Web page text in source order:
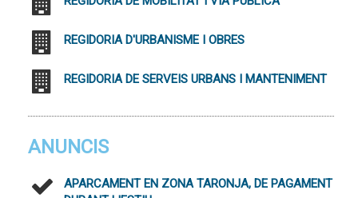
REGIDORIA D'URBANISME I OBRES
REGIDORIA DE SERVEIS URBANS I MANTENIMENT
ANUNCIS
APARCAMENT EN ZONA TARONJA, DE PAGAMENT